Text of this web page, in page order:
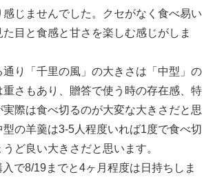
感じませんでした。クセがなく食べ易い
目と食感と甘さを楽しむ感じがしま
り「千里の風」の大きさは「中型」の
さもあり、贈答で使う時の存在感、特
実際は食べ切るのが大変な大きさだと思
の羊羹は3-5人程度いれば1度で食べ切
ど良い大きさだと思います。
で8/19までと4ヶ月程度は日持ちしま